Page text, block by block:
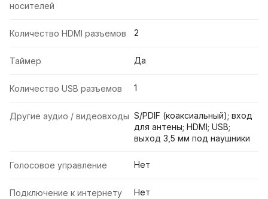
носителей
Количество HDMI разъемов 2
Таймер Да
Количество USB разъемов 1
Другие аудио / видеовходы S/PDIF (коаксиальный); вход
для антены; HDMI; USB;
выход 3,5 мм под наушники
Голосовое управление Нет
Подключение к интернету Нет